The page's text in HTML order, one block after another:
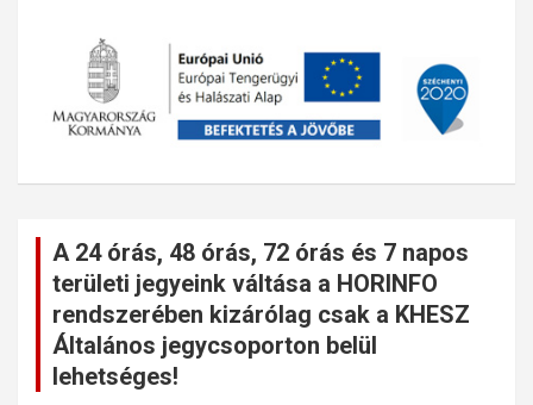
A 24 órás, 48 órás, 72 órás és 7 napos
területi jegyeink váltása a HORINFO
rendszerében kizárólag csak a KHESZ
Általános jegycsoporton belül
lehetséges!